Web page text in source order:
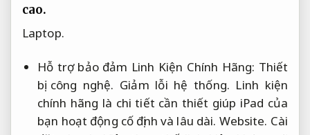
cao.
Laptop.
Hỗ trợ bảo đảm Linh Kiện Chính Hãng: Thiết
bị công nghệ. Giảm lỗi hệ thống. Linh kiện
chính hãng là chi tiết cần thiết giúp iPad của
bạn hoạt động cố định và lâu dài. Website. Cài